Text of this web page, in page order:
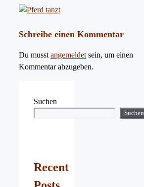
Schreibe einen Kommentar
Du musst angemeldet sein, um einen
Kommentar abzugeben.
Suchen
Suchen
Recent